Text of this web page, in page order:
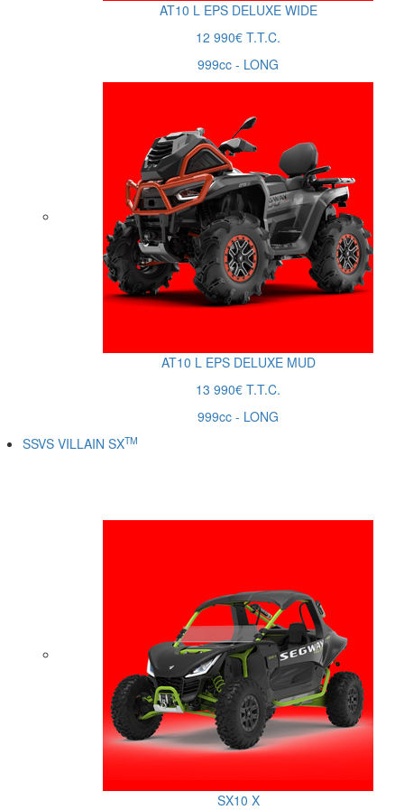
AT10 L EPS DELUXE WIDE
12 990€ T.T.C.
999cc - LONG
AT10 L EPS DELUXE MUD
13 990€ T.T.C.
999cc - LONG
SSVS VILLAIN SXTM
SX10 X